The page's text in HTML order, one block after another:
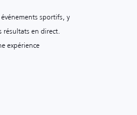
sportifs, y
résultats en direct.
expérience